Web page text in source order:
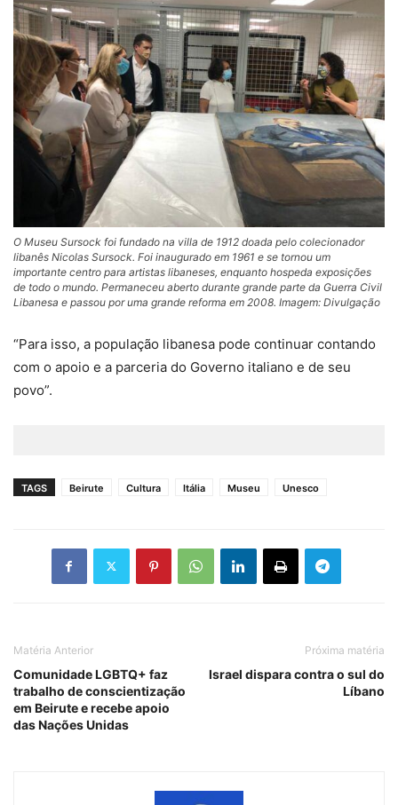
O Museu Sursock foi fundado na villa de 1912 doada pelo colecionador
libanês Nicolas Sursock. Foi inaugurado em 1961 e se tornou um
importante centro para artistas libaneses, enquanto hospeda exposições
de todo o mundo. Permaneceu aberto durante grande parte da Guerra Civil
Libanesa e passou por uma grande reforma em 2008. Imagem: Divulgação
“Para isso, a população libanesa pode continuar contando
com o apoio e a parceria do Governo italiano e de seu
povo”.
TAGS Beirute Cultura Itália Museu Unesco
Matéria Anterior
Comunidade LGBTQ+ faz
trabalho de conscientização
em Beirute e recebe apoio
das Nações Unidas
Próxima matéria
Israel dispara contra o sul do
Líbano